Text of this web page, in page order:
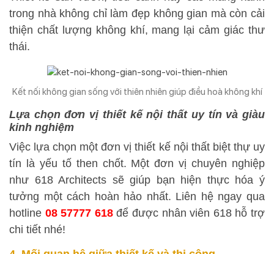
trong nhà không chỉ làm đẹp không gian mà còn cải
thiện chất lượng không khí, mang lại cảm giác thư
thái.
Kết nối không gian sống với thiên nhiên giúp điều hoà không khí
Lựa chọn đơn vị thiết kế nội thất uy tín và giàu
kinh nghiệm
Việc lựa chọn một đơn vị thiết kế nội thất biệt thự uy
tín là yếu tố then chốt. Một đơn vị chuyên nghiệp
như 618 Architects sẽ giúp bạn hiện thực hóa ý
tưởng một cách hoàn hảo nhất. Liên hệ ngay qua
hotline 08 57777 618để được nhân viên 618 hỗ trợ
chi tiết nhé!